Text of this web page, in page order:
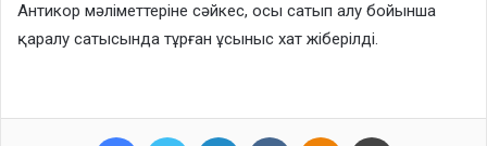
Антикор мәліметтеріне сәйкес, осы сатып алу бойынша
қаралу сатысында тұрған ұсыныс хат жіберілді.
Facebook Twitter LinkedIn VKontakteOdnoklassniki